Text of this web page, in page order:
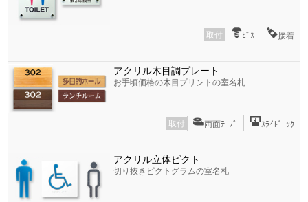
取付 ﾋﾞｽ 接着
アクリル木目調プレート
お手頃価格の木目プリントの室名札
取付 両面ﾃｰﾌﾟ ｽﾗｲﾄﾞﾛｯｸ
アクリル立体ピクト
切り抜きピクトグラムの室名札